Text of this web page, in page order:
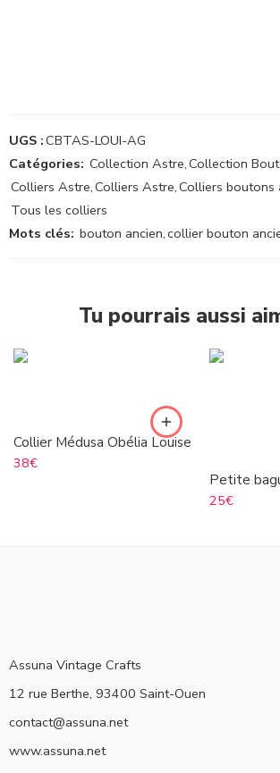
UGS :CBTAS-LOUI-AG
Catégories: Collection Astre,Collection
Colliers Astre,Colliers Astre,Colliers boutons
Tous les colliers
Mots clés: bouton ancien,collier bouton
Tu pourrais aussi
Collier Médusa Obélia Louise
38€
Petite
25€
Assuna Vintage Crafts
12 rue Berthe, 93400 Saint-Ouen
contact@assuna.net
www.assuna.net